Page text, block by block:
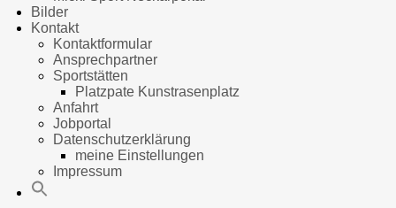
Bilder
Kontakt
Kontaktformular
Ansprechpartner
Sportstätten
Platzpate Kunstrasenplatz
Anfahrt
Jobportal
Datenschutzerklärung
meine Einstellungen
Impressum